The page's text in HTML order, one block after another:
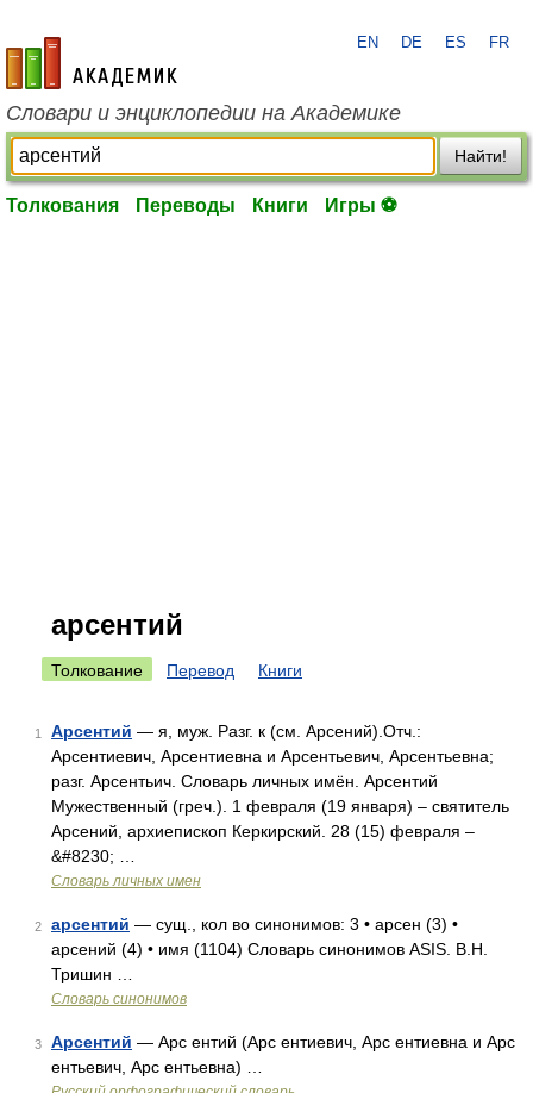
academic.ru
EN DE ES FR
Словари и энциклопедии на Академике
Найти!
Толкования Переводы Книги Игры ⚽
арсентий
Толкование Перевод Книги
1 Арсентий — я, муж. Разг. к (см. Арсений).Отч.:
Арсентиевич, Арсентиевна и Арсентьевич, Арсентьевна;
разг. Арсентьич. Словарь личных имён. Арсентий
Мужественный (греч.). 1 февраля (19 января) – святитель
Арсений, архиепископ Керкирский. 28 (15) февраля –
&#8230; …
Словарь личных имен
2 арсентий — сущ., кол во синонимов: 3 • арсен (3) •
арсений (4) • имя (1104) Словарь синонимов ASIS. В.Н.
Тришин …
Словарь синонимов
3 Арсентий — Арс ентий (Арс ентиевич, Арс ентиевна и Арс
ентьевич, Арс ентьевна) …